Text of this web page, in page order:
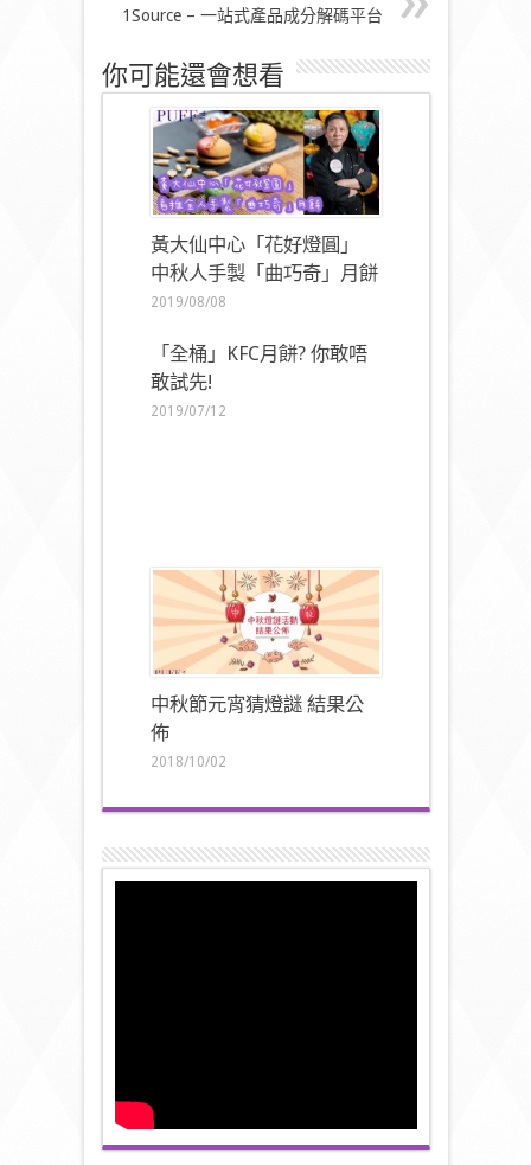
1Source – 一站式產品成分解碼平台
你可能還會想看
黃大仙中心「花好燈圓」
中秋人手製「曲巧奇」月餅
2019/08/08
「全桶」KFC月餅? 你敢唔
敢試先!
2019/07/12
中秋節元宵猜燈謎 結果公
佈
2018/10/02